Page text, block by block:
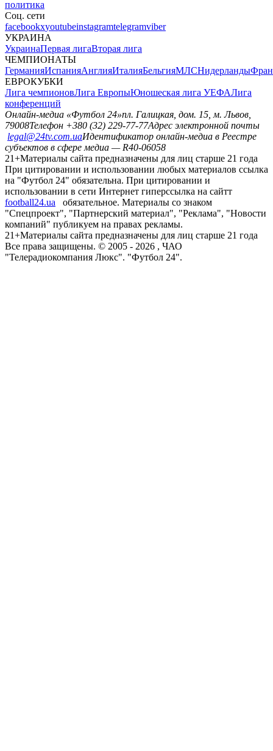
политика
Соц. сети
facebookxyoutubeinstagramtelegramviber
УКРАИНА
УкраинаПервая лигаВторая лига
ЧЕМПИОНАТЫ
ГерманияИспанияАнглияИталияБельгияМЛСНидерланды
ЕВРОКУБКИ
Лига чемпионовЛига ЕвропыЮношеская лига УЕФАЛига
конференций
Онлайн-медиа «Футбол 24»пл. Галицкая, дом. 15, м. Львов,
79008Телефон +380 (32) 229-77-77Адрес электронной почты
legal@24tv.com.uaИдентификатор онлайн-медиа в Реестре
субъектов в сфере медиа — R40-06058
21+Материалы сайта предназначены для лиц старше 21 года
При цитировании и использовании любых материалов ссылка
на "Футбол 24" обязательна. При цитировании и
использовании в сети Интернет гиперссылка на сайтт
football24.ua
обязательное. Материалы со знаком
"Спецпроект", "Партнерский материал", "Реклама", "Новости
компаний" публикуем на правах рекламы.
21+Материалы сайта предназначены для лиц старше 21 года
Все права защищены. © 2005 - 2026 , ЧАО
"Телерадиокомпания Люкс". "Футбол 24".